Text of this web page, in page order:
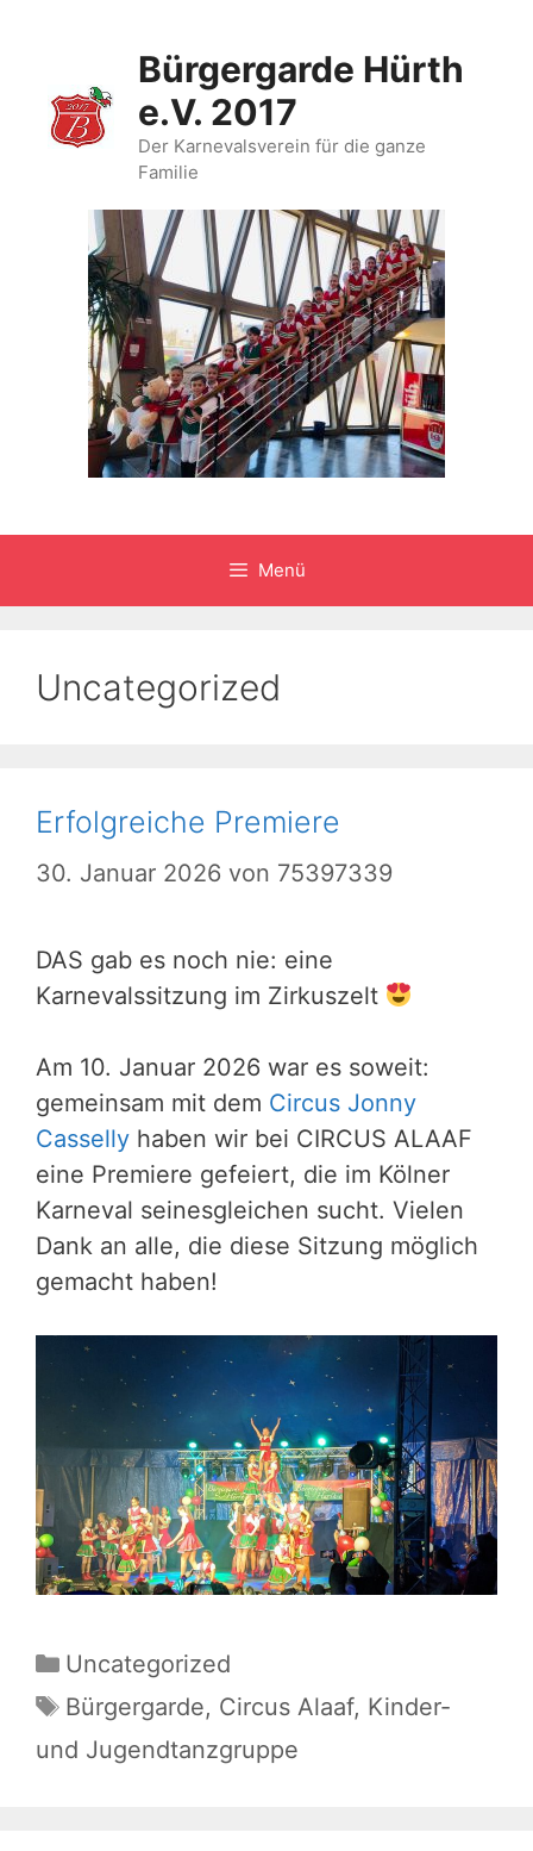
springen
Bürgergarde Hürth
e.V. 2017
Der Karnevalsverein für die ganze
Familie
Menü
Uncategorized
Erfolgreiche Premiere
30. Januar 2026 von 75397339
DAS gab es noch nie: eine
Karnevalssitzung im Zirkuszelt
Am 10. Januar 2026 war es soweit:
gemeinsam mit dem Circus Jonny
Casselly haben wir bei CIRCUS ALAAF
eine Premiere gefeiert, die im Kölner
Karneval seinesgleichen sucht. Vielen
Dank an alle, die diese Sitzung möglich
gemacht haben!
Kategorien
Uncategorized
Schlagwörter
Bürgergarde, Circus Alaaf, Kinder-
und Jugendtanzgruppe